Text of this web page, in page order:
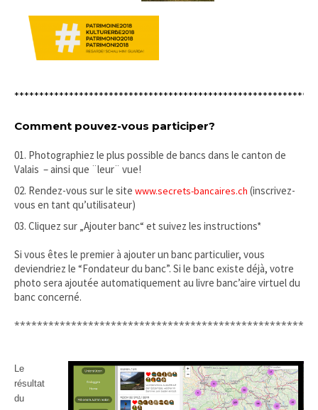
Comment pouvez-vous participer?
Photographiez le plus possible de bancs dans le canton de
Valais – ainsi que ¨leur¨ vue!
Rendez-vous sur le site www.secrets-bancaires.ch (inscrivez-
vous en tant qu’utilisateur)
Cliquez sur „Ajouter banc“ et suivez les instructions*
Si vous êtes le premier à ajouter un banc particulier, vous
deviendriez le “Fondateur du banc”. Si le banc existe déjà, votre
photo sera ajoutée automatiquement au livre banc’aire virtuel du
banc concerné.
Le
résultat
du